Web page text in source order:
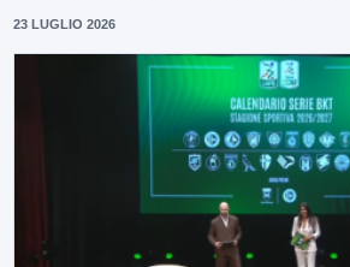
23 LUGLIO 2026